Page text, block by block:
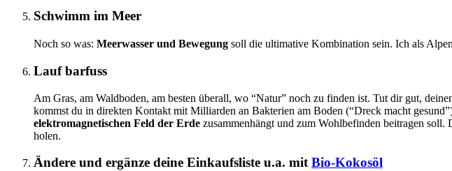
Schwimm im Meer
Noch so was: Meerwasser und Bewegung soll die ultimative Kombination sein. Ich als
Lauf barfuss
Am Gras, am Waldboden, am besten überall, wo “Natur” noch zu finden ist. Tut dir gut,
kommst du in direkten Kontakt mit Milliarden an Bakterien am Boden (“Dreck macht
elektromagnetischen Feld der Erde zusammenhängt und zum Wohlbefinden beitragen
holen.
Ändere und ergänze deine Einkaufsliste u.a. mitBio-Kokosöl